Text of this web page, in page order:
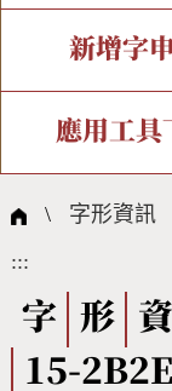
全字庫
中文碼
國際字碼相
IDS查
複合查
筆畫查詢
筆順序查
CNS查
新增字
新字申請處
字形即時
全字庫授
應用工具
個人電腦造
字形下
問題集
熱門查詢
\ 字形資訊
:::
字 形 資
15-